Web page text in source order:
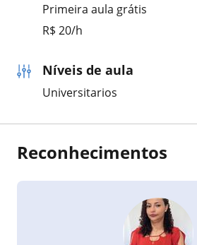
Primeira aula grátis
R$ 20/h
Níveis de aula
Universitarios
Reconhecimentos